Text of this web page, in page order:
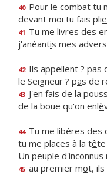
40 Pour le combat tu
devant moi tu fais plie
41 Tu me livres des
j'anéantis mes
42 Ils appellent ? pas
le Seigneur ? pas de
43 J'en fais de la
de la boue qu'on enlè
44 Tu me libères des
tu me places à la tête
Un peuple d'inconnus
45 au premier mot, ils